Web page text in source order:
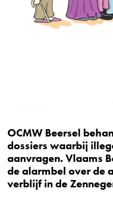
OCMW Beersel
dossiers waarbij
aanvragen. Vlaams
de alarmbel over de
verblijf in de